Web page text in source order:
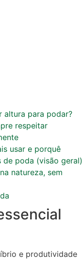
altura para podar?
respeitar
usar e porquê
poda (visão geral)
natureza, sem
e produtividade